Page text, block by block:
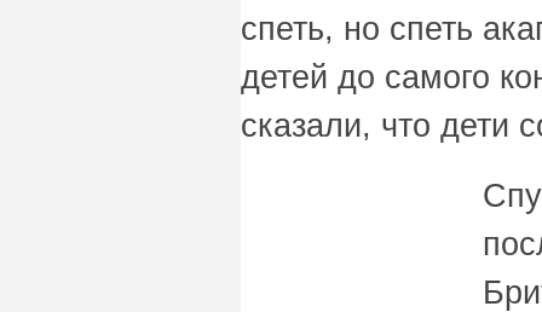
спеть, но спеть
детей до самого
сказали, что дети